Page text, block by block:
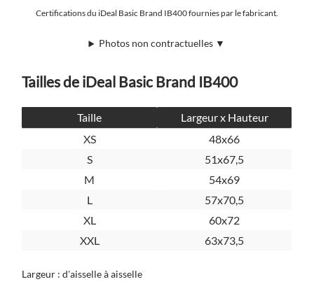
Certifications du iDeal Basic Brand IB400 fournies par le fabricant.
Photos non contractuelles ▼
Tailles de iDeal Basic Brand IB400
Taille
Largeur x Hauteur
XS
48x66
S
51x67,5
M
54x69
L
57x70,5
XL
60x72
XXL
63x73,5
Largeur : d'aisselle à aisselle